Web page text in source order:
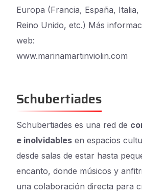
Europa (Francia, España, Italia,
Reino Unido, etc.) Más
web:
www.marinamartinviolin.com
Schubertiades
Schubertiades es una red de
e inolvidables en espacios
desde salas de estar hasta
encanto, donde músicos y
una colaboración directa para